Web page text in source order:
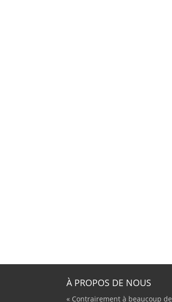
À PROPOS DE NOUS
« Contrairement à beaucoup de